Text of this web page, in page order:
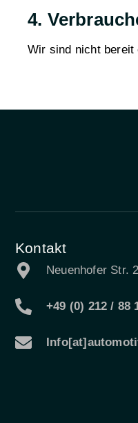
4.
Wir sind nicht bereit
Kontakt
Neuenhofer Str.
+49 (0) 212 / 88